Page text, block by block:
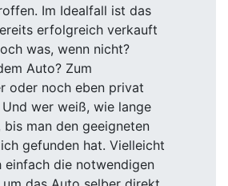
Im Idealfall ist das
erfolgreich verkauft
was, wenn nicht?
Auto? Zum
oder noch eben privat
wer weiß, wie lange
man den geeigneten
gefunden hat. Vielleicht
einfach die notwendigen